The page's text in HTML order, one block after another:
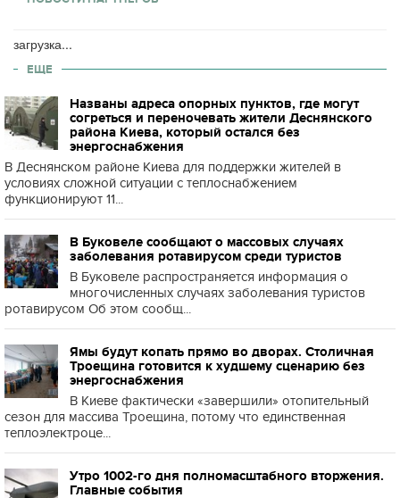
загрузка...
ЕЩЕ
Названы адреса опорных пунктов, где могут
согреться и переночевать жители Деснянского
района Киева, который остался без
энергоснабжения
В Деснянском районе Киева для поддержки жителей в
условиях сложной ситуации с теплоснабжением
функционируют 11...
В Буковеле сообщают о массовых случаях
заболевания ротавирусом среди туристов
В Буковеле распространяется информация о
многочисленных случаях заболевания туристов
ротавирусом Об этом сообщ...
Ямы будут копать прямо во дворах. Столичная
Троещина готовится к худшему сценарию без
энергоснабжения
В Киеве фактически «завершили» отопительный
сезон для массива Троещина, потому что единственная
теплоэлектроце...
Утро 1002-го дня полномасштабного вторжения.
Главные события